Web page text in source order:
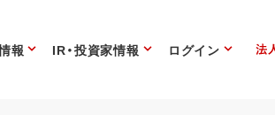
報 IR・投資家情報 ログイン